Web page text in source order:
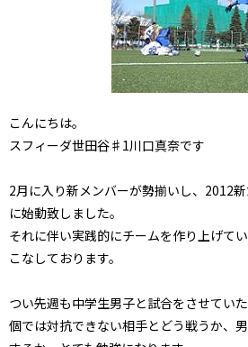
こんにちは。
スフィーダ世田谷♯1川口真奈です
2月に入り新メンバーが勢揃いし、2012
に始動致しました。
それに伴い実践的にチームを作り上げて
こなしております。
つい先週も中学生男子と試合をさせていた
個では対抗できない相手とどう戦うか、